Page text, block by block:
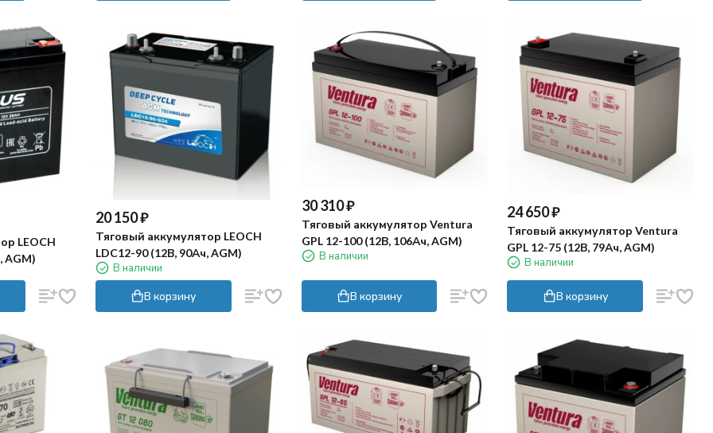
LEOCH
AGM)
20 150₽
Тяговый аккумулятор LEOCH
LDC12-90 (12В, 90Ач, AGM)
В наличии
В корзину
30 310₽
Тяговый аккумулятор Ventura
GPL 12-100 (12В, 106Ач, AGM)
В наличии
В корзину
24 650₽
Тяговый аккумулятор Ventura
GPL 12-75 (12В, 79Ач, AGM)
В наличии
В корзину